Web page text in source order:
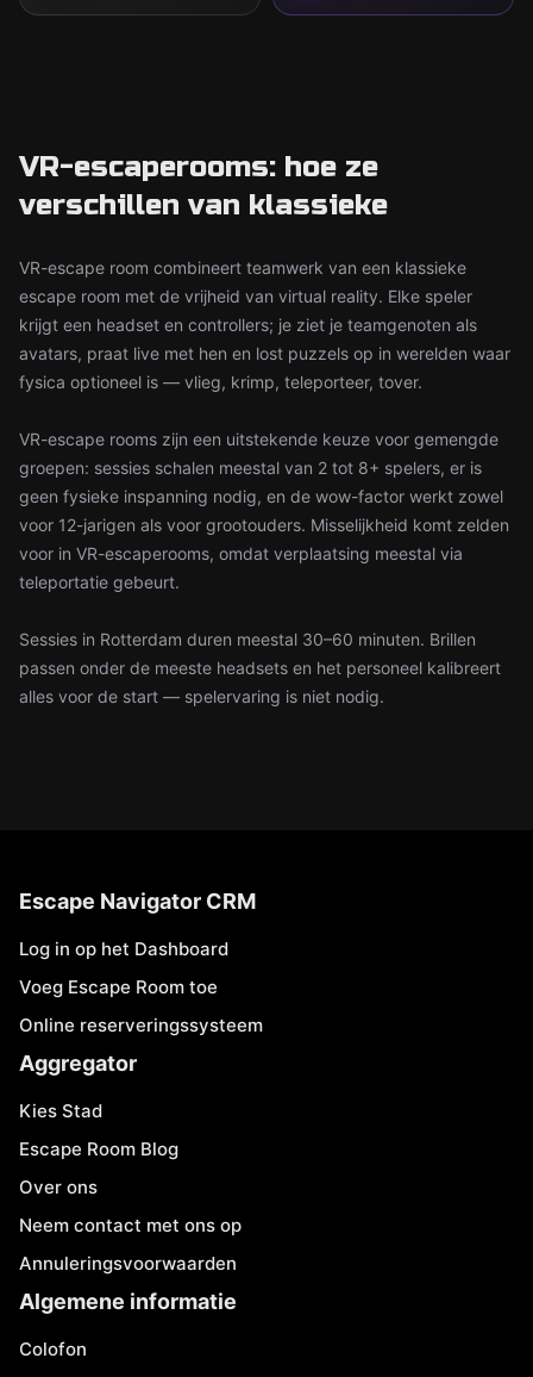
VR-escaperooms: hoe ze
verschillen van klassieke
VR-escape room combineert teamwerk van een klassieke
escape room met de vrijheid van virtual reality. Elke speler
krijgt een headset en controllers; je ziet je teamgenoten als
avatars, praat live met hen en lost puzzels op in werelden waar
fysica optioneel is — vlieg, krimp, teleporteer, tover.
VR-escape rooms zijn een uitstekende keuze voor gemengde
groepen: sessies schalen meestal van 2 tot 8+ spelers, er is
geen fysieke inspanning nodig, en de wow-factor werkt zowel
voor 12-jarigen als voor grootouders. Misselijkheid komt zelden
voor in VR-escaperooms, omdat verplaatsing meestal via
teleportatie gebeurt.
Sessies in Rotterdam duren meestal 30–60 minuten. Brillen
passen onder de meeste headsets en het personeel kalibreert
alles voor de start — spelervaring is niet nodig.
Escape Navigator CRM
Log in op het Dashboard
Voeg Escape Room toe
Online reserveringssysteem
Aggregator
Kies Stad
Escape Room Blog
Over ons
Neem contact met ons op
Annuleringsvoorwaarden
Algemene informatie
Colofon